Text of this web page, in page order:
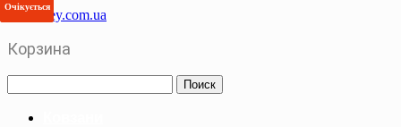
Корзина
Очікується
Очікується